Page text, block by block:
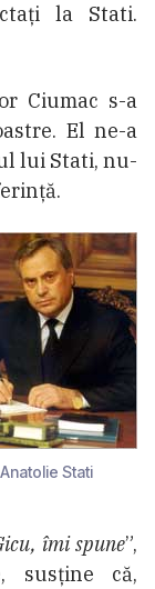
la Stati.
Ciumac s-a
El ne-a
lui Stati, nu-
Anatolie Stati
îmi spune”,
susține că,